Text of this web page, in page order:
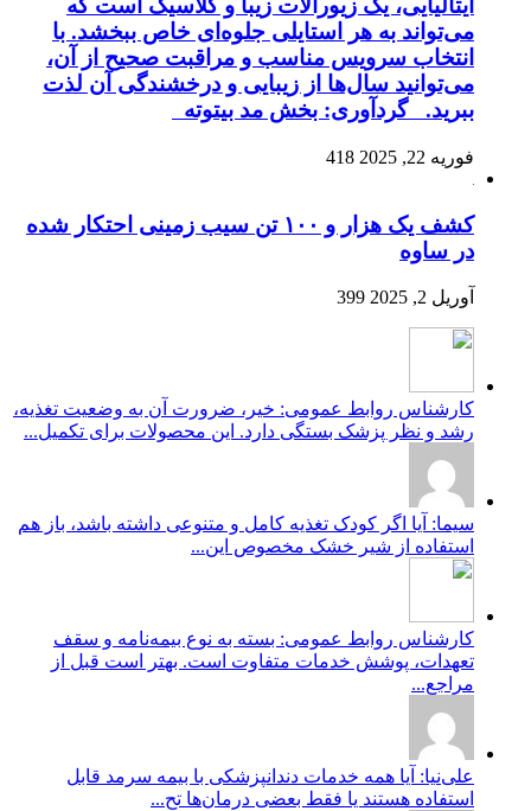
ایتالیایی، یک زیورآلات زیبا و کلاسیک است که
می‌تواند به هر استایلی جلوه‌ای خاص ببخشد. با
انتخاب سرویس مناسب و مراقبت صحیح از آن،
می‌توانید سال‌ها از زیبایی و درخشندگی آن لذت
ببرید. گردآوری: بخش مد بیتوته
فوریه 22, 2025 418
کشف یک هزار و ۱۰۰ تن سیب زمینی احتکار شده
در ساوه
آوریل 2, 2025 399
کارشناس روابط عمومی: خیر، ضرورت آن به وضعیت تغذیه،
رشد و نظر پزشک بستگی دارد. این محصولات برای تکمیل...
سیما: آیا اگر کودک تغذیه کامل و متنوعی داشته باشد، باز هم
استفاده از شیر خشک مخصوص این...
کارشناس روابط عمومی: بسته به نوع بیمه‌نامه و سقف
تعهدات، پوشش خدمات متفاوت است. بهتر است قبل از
مراجع...
علی‌نیا: آیا همه خدمات دندانپزشکی با بیمه سرمد قابل
استفاده هستند یا فقط بعضی درمان‌ها تح...